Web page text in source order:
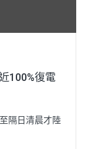
100%復電
隔日清晨才陸